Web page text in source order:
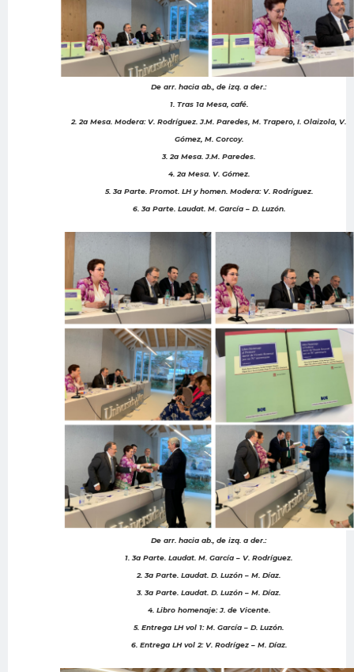
De arr. hacia ab., de izq. a der.:
1. Tras 1a Mesa, café.
2. 2a Mesa. Modera: V. Rodríguez. J.M. Paredes, M. Trapero, I. Olaizola, V.
Gómez, M. Corcoy.
3. 2a Mesa. J.M. Paredes.
4. 2a Mesa. V. Gómez.
5. 3a Parte. Promot. LH y homen. Modera: V. Rodríguez.
6. 3a Parte. Laudat. M. García – D. Luzón.
De arr. hacia ab., de izq. a der.:
1. 3a Parte. Laudat. M. García – V. Rodríguez.
2. 3a Parte. Laudat. D. Luzón – M. Díaz.
3. 3a Parte. Laudat. D. Luzón – M. Díaz.
4. Libro homenaje: J. de Vicente.
5. Entrega LH vol 1: M. García – D. Luzón.
6. Entrega LH vol 2: V. Rodrígez – M. Díaz.